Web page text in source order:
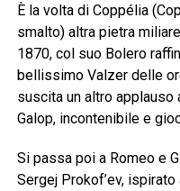
È la volta di Coppélia
smalto) altra pietra
1870, col suo Bolero
bellissimo Valzer delle
suscita un altro
Galop, incontenibile e
Si passa poi a Romeo e
Sergej Prokof’ev,